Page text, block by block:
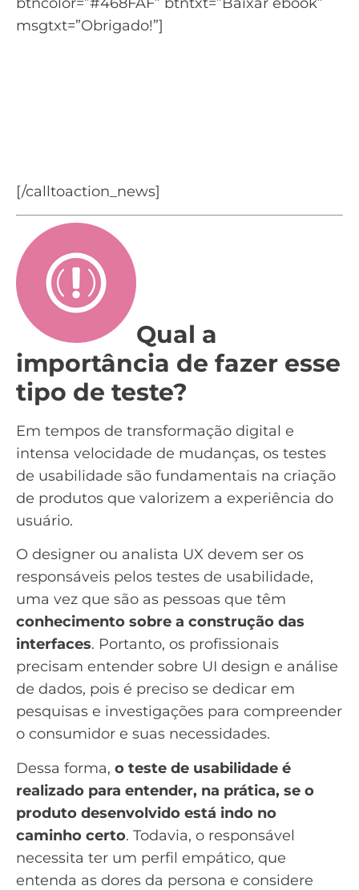
msgtxt=”Obrigado!”]
[/calltoaction_news]
Qual a
importância de fazer esse
tipo de teste?
Em tempos de transformação digital e
intensa velocidade de mudanças, os testes
de usabilidade são fundamentais na criação
de produtos que valorizem a experiência do
usuário.
O designer ou analista UX devem ser os
responsáveis pelos testes de usabilidade,
uma vez que são as pessoas que têm
conhecimento sobre a construção das
interfaces. Portanto, os profissionais
precisam entender sobre UI design e análise
de dados, pois é preciso se dedicar em
pesquisas e investigações para compreender
o consumidor e suas necessidades.
Dessa forma, o teste de usabilidade é
realizado para entender, na prática, se o
produto desenvolvido está indo no
caminho certo. Todavia, o responsável
necessita ter um perfil empático, que
entenda as dores da persona e considere